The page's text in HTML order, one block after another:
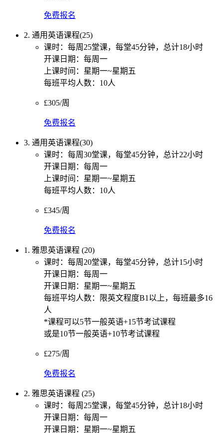
免费报名
2. 通用英语课程(25)
课时：每周25堂课，每堂45分钟，总计18小时
开课日期：每周一
上课时间：星期一~星期五
每班平均人数：10人
£305/周
免费报名
3. 通用英语课程(30)
课时：每周30堂课，每堂45分钟，总计22小时
开课日期：每周一
上课时间：星期一~星期五
每班平均人数：10人
£345/周
免费报名
1. 雅思英语课程 (20)
课时：每周20堂课，每堂45分钟，总计15小时
开课日期：每周一
开课日期：星期一~星期五
每班平均人数：限英文程度B1以上，每班最多16
人
*课程可以5节一般英语+15节考试课程
或是10节一般英语+10节考试课程
£275/周
免费报名
2. 雅思英语课程 (25)
课时：每周25堂课，每堂45分钟，总计18小时
开课日期：每周一
开课日期：星期一~星期五